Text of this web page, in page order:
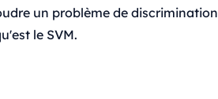
un problème de
le SVM.